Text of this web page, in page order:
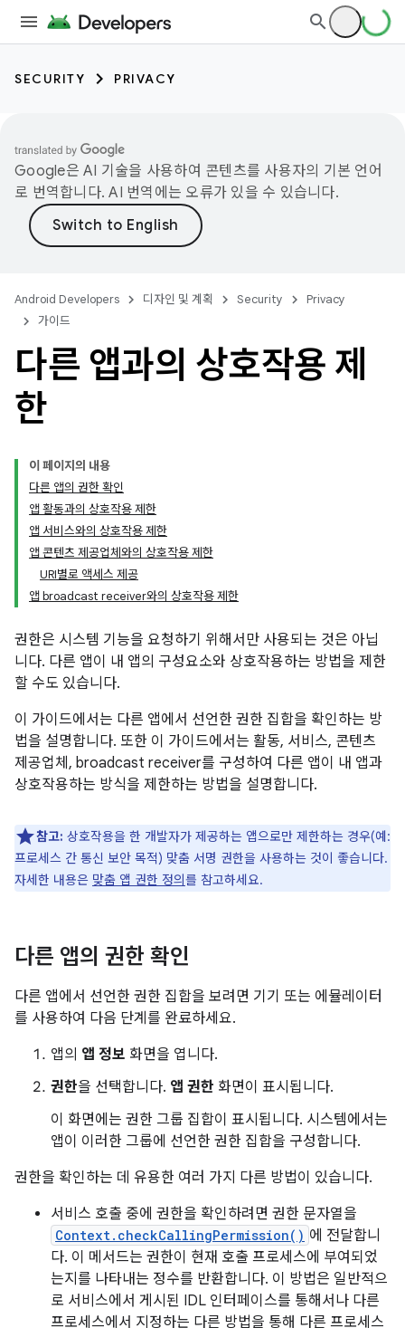
SECURITY PRIVACY
Google은 AI 기술을 사용하여 콘텐츠를 사용자의 기본 언어
로 번역합니다. AI 번역에는 오류가 있을 수 있습니다.
Android Developers 디자인 및 계획 Security
Privacy
가이드
다른 앱과의 상호작용 제
한
이 페이지의 내용
다른 앱의 권한 확인
앱 활동과의 상호작용 제한
앱 서비스와의 상호작용 제한
앱 콘텐츠 제공업체와의 상호작용 제한
URI별로 액세스 제공
앱 broadcast receiver와의 상호작용 제한
권한은 시스템 기능을 요청하기 위해서만 사용되는 것은 아닙
니다. 다른 앱이 내 앱의 구성요소와 상호작용하는 방법을 제한
할 수도 있습니다.
이 가이드에서는 다른 앱에서 선언한 권한 집합을 확인하는 방
법을 설명합니다. 또한 이 가이드에서는 활동, 서비스, 콘텐츠
제공업체, broadcast receiver를 구성하여 다른 앱이 내 앱과
상호작용하는 방식을 제한하는 방법을 설명합니다.
참고: 상호작용을 한 개발자가 제공하는 앱으로만 제한하는 경우(예:
프로세스 간 통신 보안 목적) 맞춤 서명 권한을 사용하는 것이 좋습니다.
자세한 내용은 맞춤 앱 권한 정의를 참고하세요.
다른 앱의 권한 확인
다른 앱에서 선언한 권한 집합을 보려면 기기 또는 에뮬레이터
를 사용하여 다음 단계를 완료하세요.
앱의 앱 정보 화면을 엽니다.
권한을 선택합니다. 앱 권한 화면이 표시됩니다.
이 화면에는 권한 그룹 집합이 표시됩니다. 시스템에서는
앱이 이러한 그룹에 선언한 권한 집합을 구성합니다.
권한을 확인하는 데 유용한 여러 가지 다른 방법이 있습니다.
서비스 호출 중에 권한을 확인하려면 권한 문자열을
Context.checkCallingPermission() 에 전달합니
다. 이 메서드는 권한이 현재 호출 프로세스에 부여되었
는지를 나타내는 정수를 반환합니다. 이 방법은 일반적으
로 서비스에서 게시된 IDL 인터페이스를 통해서나 다른
프로세스에서 지정하는 다른 방법을 통해 다른 프로세스